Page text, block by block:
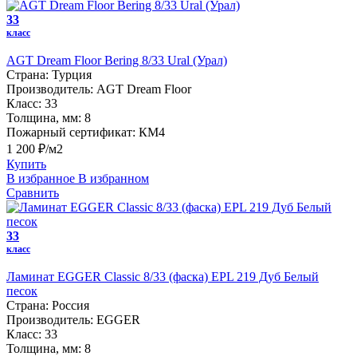
33
класс
AGT Dream Floor Bering 8/33 Ural (Урал)
Страна: Турция
Производитель: AGT Dream Floor
Класс: 33
Толщина, мм: 8
Пожарный сертификат: КМ4
1 200 ₽/м2
Купить
В избранное В избранном
Сравнить
33
класс
Ламинат EGGER Classic 8/33 (фаска) EPL 219 Дуб Белый
песок
Страна: Россия
Производитель: EGGER
Класс: 33
Толщина, мм: 8